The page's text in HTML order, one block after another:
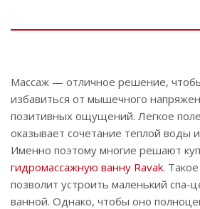
Массаж — отличное решение, чтобы
избавиться от мышечного
позитивных ощущений. Легкое
оказывает сочетание теплой воды
Именно поэтому многие решают
гидромассажную ванну Ravak.
позволит устроить маленький спа-
ванной. Однако, чтобы оно